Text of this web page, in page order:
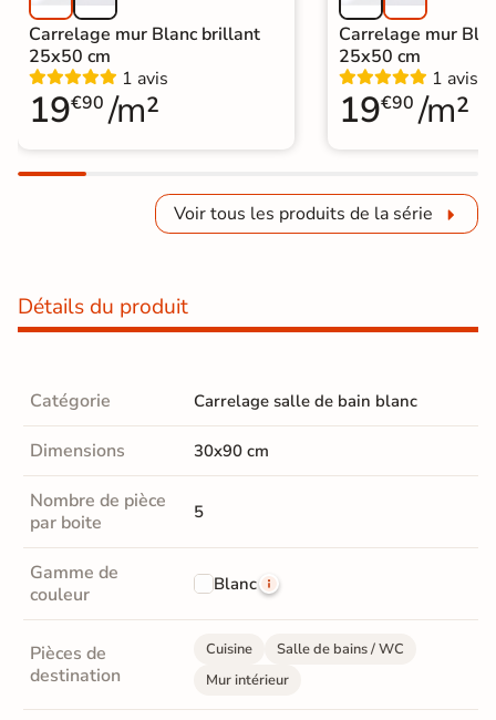
Carrelage mur Blanc brillant
25x50 cm
1 avis
19€90 /m²
Carrelage mur
25x50 cm
1 avis
19€90 /m²
Voir tous les produits de la série
Détails du produit
Catégorie Carrelage salle de bain blanc
Dimensions 30x90 cm
Nombre de pièce
par boite
5
Gamme de
couleur
Blanc
Pièces de
destination
Cuisine
Salle de bains / WC
Mur intérieur